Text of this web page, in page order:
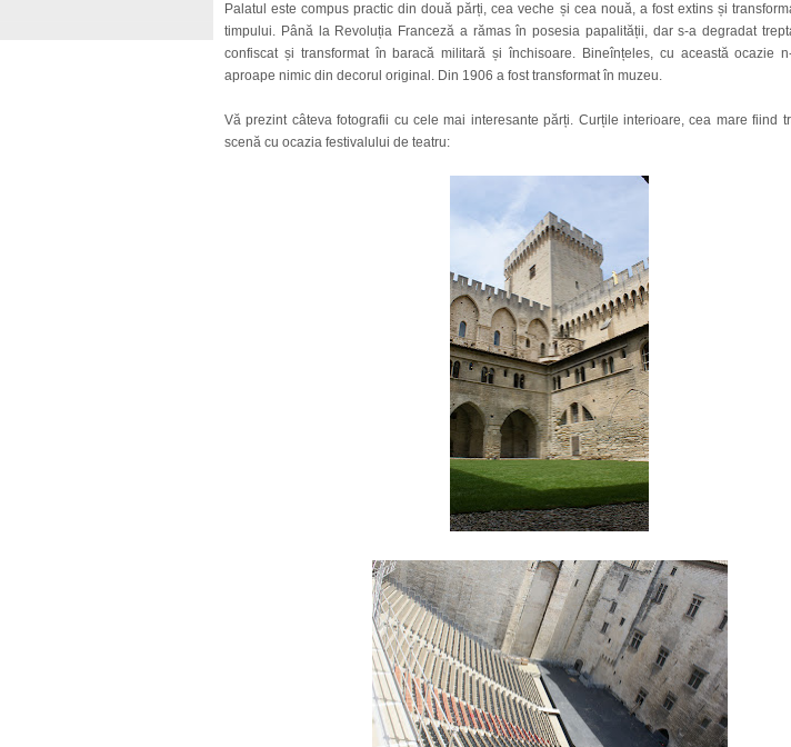
Palatul este compus practic din două părți, cea veche și cea nouă, a fost extins și
timpului. Până la Revoluția Franceză a rămas în posesia papalității, dar s-a degradat
confiscat și transformat în baracă militară și închisoare. Bineînțeles, cu această ocazie
aproape nimic din decorul original. Din 1906 a fost transformat în muzeu.
Vă prezint câteva fotografii cu cele mai interesante părți. Curțile interioare, cea mare fiind
scenă cu ocazia festivalului de teatru: